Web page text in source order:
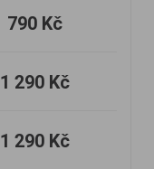
790 Kč
1 290 Kč
1 290 Kč